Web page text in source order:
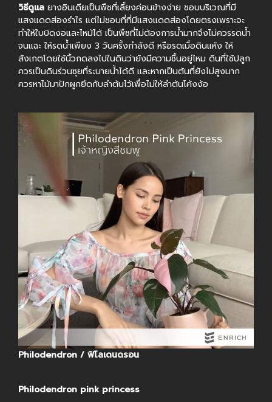
วิธีดูแล ยางอินเดียเป็นพืชที่เลี้ยงค่อนข้างง่าย ชอบบริเวณที่มี
แสงแดดส่องรำไร แต่ไม่ชอบที่ที่มีแสงแดดส่องโดยตรงเพราะจะ
ทำให้ใบบิดงอและไหม้ได้ เป็นพืชที่ไม่ต้องการน้ำมากจึงไม่ควรรดน้ำ
จนแฉะ ให้รดน้ำเพียง 3 วันครั้งกำลังดี หรือรดเมื่อดินแห้ง ให้
สังเกตโดยใช้นิ้วกดลงไปในดินว่ายังมีความชื้นอยู่ไหม ดินที่ใช้ปลูก
ควรเป็นดินร่วนซุยที่ระบายน้ำได้ดี และหากเป็นต้นที่ยังไม่สูงมาก
ควรหาไม้มาปักผูกยึดกับลำต้นไว้เพื่อไม่ให้ลำต้นโค้งง้อ
Philodendron / ฟิโลเดนดรอน
Philodendron pink princess